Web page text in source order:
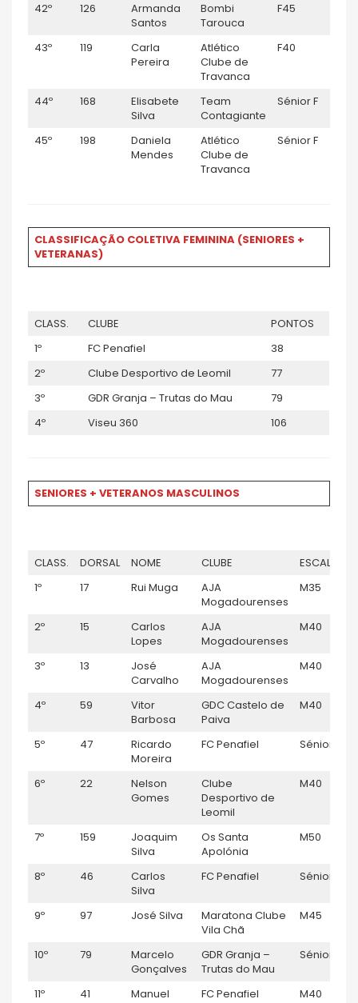
42º 126
Armanda
Santos
Bombi
Tarouca
F45
43º 119
Carla
Pereira
Atlético
Clube de
Travanca
F40
44º 168
Elisabete
Silva
Team
Contagiante
Sénior F
45º 198
Daniela
Mendes
Atlético
Clube de
Travanca
Sénior F
CLASSIFICAÇÃO COLETIVA FEMININA (SENIORES +
VETERANAS)
CLASS. CLUBE
PONTOS
1º
FC Penafiel
38
2º
Clube Desportivo de Leomil
77
3º
GDR Granja – Trutas do Mau
79
4º
Viseu 360 106
SENIORES + VETERANOS MASCULINOS
CLASS. DORSAL NOME CLUBE ESCALÃO
1º
17 Rui Muga
AJA
Mogadourenses
M35
2º 15
Carlos
Lopes
AJA
Mogadourenses
M40
3º 13
José
Carvalho
AJA
Mogadourenses
M40
4º 59
Vitor
Barbosa
GDC Castelo de
Paiva
M40
5º 47
Ricardo
Moreira
FC Penafiel Sénior M
6º 22
Nelson
Gomes
Clube
Desportivo de
Leomil
M40
7º 159
Joaquim
Silva
Os Santa
Apolónia
M50
8º 46
Carlos
Silva
FC Penafiel Sénior M
9º 97 José Silva
Maratona Clube
Vila Chã
M45
10º 79
Marcelo
Gonçalves
GDR Granja –
Trutas do Mau
Sénior M
11º 41
Manuel
FC Penafiel M40